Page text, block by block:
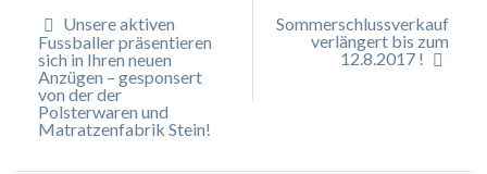
Unsere aktiven
Fussballer präsentieren
sich in Ihren neuen
Anzügen – gesponsert
von der der
Polsterwaren und
Matratzenfabrik Stein!
Sommerschlussverkauf
verlängert bis zum
12.8.2017 !